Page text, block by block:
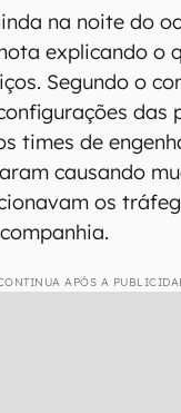
na noite do
explicando o
Segundo o
das
times de
causando
os
APÓS A